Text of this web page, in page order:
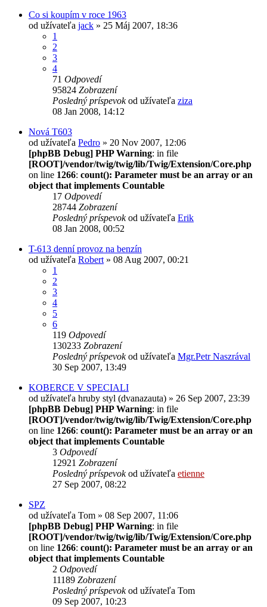
Co si koupím v roce 1963
od užívateľa jack » 25 Máj 2007, 18:36
1
2
3
4
71 Odpovedí
95824 Zobrazení
Posledný príspevokod užívateľa ziza
08 Jan 2008, 14:12
Nová T603
od užívateľa Pedro » 20 Nov 2007, 12:06
[phpBB Debug] PHP Warning: in file
[ROOT]/vendor/twig/twig/lib/Twig/Extension/Core.php
on line 1266: count(): Parameter must be an array or an
object that implements Countable
17 Odpovedí
28744 Zobrazení
Posledný príspevokod užívateľa Erik
08 Jan 2008, 00:52
T-613 denní provoz na benzín
od užívateľa Robert » 08 Aug 2007, 00:21
1
2
3
4
5
6
119 Odpovedí
130233 Zobrazení
Posledný príspevokod užívateľa Mgr.Petr Naszrával
30 Sep 2007, 13:49
KOBERCE V SPECIALI
od užívateľa hruby styl (dvanazauta) » 26 Sep 2007, 23:39
[phpBB Debug] PHP Warning: in file
[ROOT]/vendor/twig/twig/lib/Twig/Extension/Core.php
on line 1266: count(): Parameter must be an array or an
object that implements Countable
3 Odpovedí
12921 Zobrazení
Posledný príspevokod užívateľa etienne
27 Sep 2007, 08:22
SPZ
od užívateľa Tom » 08 Sep 2007, 11:06
[phpBB Debug] PHP Warning: in file
[ROOT]/vendor/twig/twig/lib/Twig/Extension/Core.php
on line 1266: count(): Parameter must be an array or an
object that implements Countable
2 Odpovedí
11189 Zobrazení
Posledný príspevokod užívateľa Tom
09 Sep 2007, 10:23